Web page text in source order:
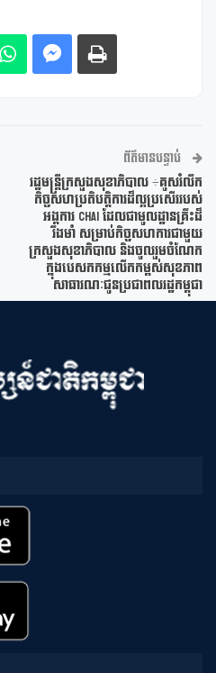
ព័ត៌មានបន្ទាប់
រដ្ឋមន្រ្តីក្រសួងសុខាភិបាល ÷គូសរំលឹក
កិច្ចសហប្រតិបត្តិការដ៏ល្អប្រសើររបស់
អង្គការ CHAI ដែលជាមូលដ្ឋានគ្រឹះដ៏
រឹងមាំ សម្រាប់កិច្ចសហការជាមួយ
ក្រសួងសុខាភិបាល និងចូលរួមចំណែក
ក្នុងបេសកកម្មលើកកម្ពស់សុខភាព
សាធារណៈជូនប្រជាពលរដ្ឋកម្ពុជា